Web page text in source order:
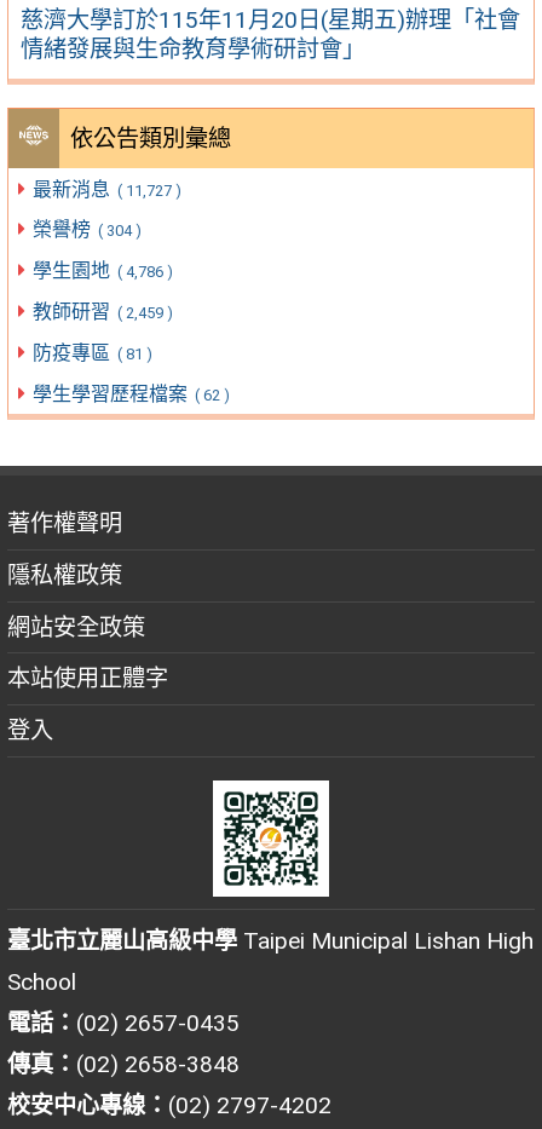
慈濟大學訂於115年11月20日(星期五)辦理「社會
情緒發展與生命教育學術研討會」
依公告類別彙總
最新消息 ( 11,727 )
榮譽榜 ( 304 )
學生園地 ( 4,786 )
教師研習 ( 2,459 )
防疫專區 ( 81 )
學生學習歷程檔案 ( 62 )
著作權聲明
隱私權政策
網站安全政策
本站使用正體字
登入
臺北市立麗山高級中學 Taipei Municipal Lishan High
School
電話： (02) 2657-0435
傳真： (02) 2658-3848
校安中心專線： (02) 2797-4202